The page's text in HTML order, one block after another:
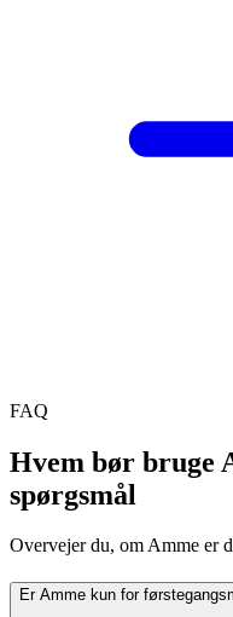
FAQ
Hvem bør bruge
spørgsmål
Overvejer du, om Amme er
Er Amme kun for